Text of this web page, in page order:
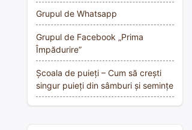
Grupul de Whatsapp
Grupul de Facebook „Prima
Împădurire”
Școala de puieți – Cum să crești
singur puieți din sâmburi și semințe